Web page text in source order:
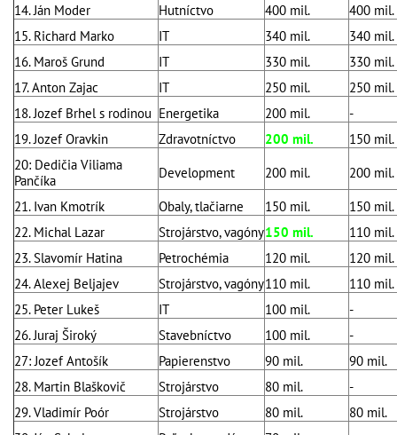
14. Ján Moder
Hutníctvo 400 mil.
400 mil.
15. Richard Marko
IT 340 mil.
340 mil.
16. Maroš Grund
IT 330 mil.
330 mil.
17. Anton Zajac
IT 250 mil.
250 mil.
18. Jozef Brhel s rodinou Energetika 200 mil.
-
19. Jozef Oravkin
Zdravotníctvo 200 mil.
150 mil.
20: Dedičia Viliama
Pančíka
Development 200 mil.
200 mil.
21. Ivan Kmotrík
Obaly, tlačiarne 150 mil.
150 mil.
22. Michal Lazar
Strojárstvo, vagóny150 mil.
110 mil.
23. Slavomír Hatina
Petrochémia 120 mil.
120 mil.
24. Alexej Beljajev
Strojárstvo, vagóny110 mil.
110 mil.
25. Peter Lukeš
IT 100 mil.
-
26. Juraj Široký
Stavebníctvo 100 mil.
-
27: Jozef Antošík
Papierenstvo 90 mil.
90 mil.
28. Martin Blaškovič
Strojárstvo 80 mil.
-
29. Vladimír Poór
Strojárstvo 80 mil.
80 mil.